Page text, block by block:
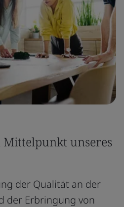
unseres
der Qualität an der
der Erbringung von